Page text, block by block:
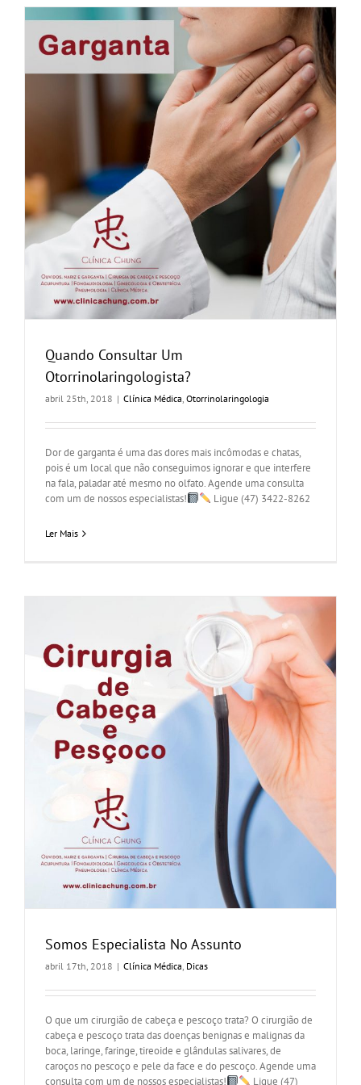
Quando Consultar Um
Otorrinolaringologista?
abril 25th, 2018 | Clínica Médica, Otorrinolaringologia
Dor de garganta é uma das dores mais incômodas e chatas,
pois é um local que não conseguimos ignorar e que interfere
na fala, paladar até mesmo no olfato. Agende uma consulta
com um de nossos especialistas!
Ligue (47) 3422-8262
Ler Mais
Somos Especialista No Assunto
abril 17th, 2018 | Clínica Médica, Dicas
O que um cirurgião de cabeça e pescoço trata? O cirurgião de
cabeça e pescoço trata das doenças benignas e malignas da
boca, laringe, faringe, tireoide e glândulas salivares, de
caroços no pescoço e pele da face e do pescoço. Agende uma
consulta com um de nossos especialistas!
Ligue (47)